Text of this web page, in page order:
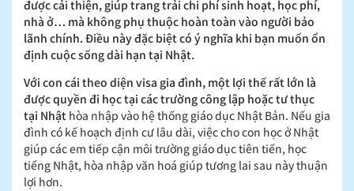
được cải thiện, giúp trang trải chi phí sinh hoạt, học phí,
nhà ở… mà không phụ thuộc hoàn toàn vào người bảo
lãnh chính. Điều này đặc biệt có ý nghĩa khi bạn muốn ổn
định cuộc sống dài hạn tại Nhật.
Với con cái theo diện visa gia đình, một lợi thế rất lớn là
được quyền đi học tại các trường công lập hoặc tư thục
tại Nhật hòa nhập vào hệ thống giáo dục Nhật Bản. Nếu gia
đình có kế hoạch định cư lâu dài, việc cho con học ở Nhật
giúp các em tiếp cận môi trường giáo dục tiên tiến, học
tiếng Nhật, hòa nhập văn hoá giúp tương lai sau này thuận
lợi hơn.